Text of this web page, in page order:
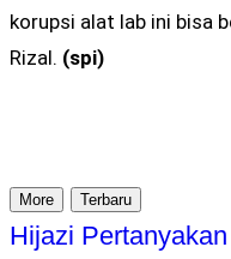
korupsi alat lab ini bisa
Rizal. (spi)
More Terbaru
Hijazi